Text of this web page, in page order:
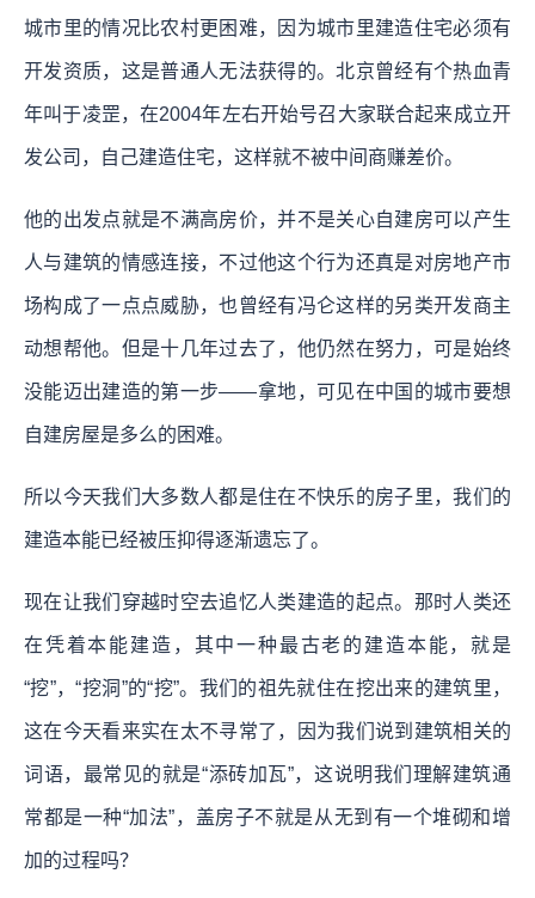
城市里的情况比农村更困难，因为城市里建造住宅必须有
开发资质，这是普通人无法获得的。北京曾经有个热血青
年叫于凌罡，在2004年左右开始号召大家联合起来成立开
发公司，自己建造住宅，这样就不被中间商赚差价。
他的出发点就是不满高房价，并不是关心自建房可以产生
人与建筑的情感连接，不过他这个行为还真是对房地产市
场构成了一点点威胁，也曾经有冯仑这样的另类开发商主
动想帮他。但是十几年过去了，他仍然在努力，可是始终
没能迈出建造的第一步——拿地，可见在中国的城市要想
自建房屋是多么的困难。
所以今天我们大多数人都是住在不快乐的房子里，我们的
建造本能已经被压抑得逐渐遗忘了。
现在让我们穿越时空去追忆人类建造的起点。那时人类还
在凭着本能建造，其中一种最古老的建造本能，就是
“挖”，“挖洞”的“挖”。我们的祖先就住在挖出来的建筑里，
这在今天看来实在太不寻常了，因为我们说到建筑相关的
词语，最常见的就是“添砖加瓦”，这说明我们理解建筑通
常都是一种“加法”，盖房子不就是从无到有一个堆砌和增
加的过程吗？